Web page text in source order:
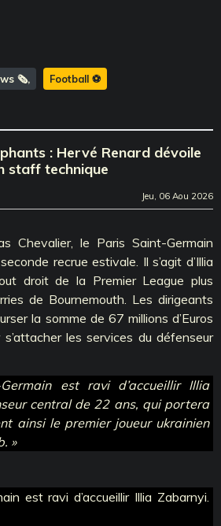
🗞️ Football ⚽️
: Hervé Renard dévoile
staff technique
Jeu, 06 Aou 2026
Chevalier, le Paris Saint-Germain
recrue estivale. Il s’agit d’Illia
droit de la Premier League plus
de Bournemouth. Les dirigeants
la somme de 67 millions d’Euros
les services du défenseur
est ravi d’accueillir Illia
central de 22 ans, qui portera
ainsi le premier joueur ukrainien
»
est ravi d’accueillir Illia Zabarnyi.